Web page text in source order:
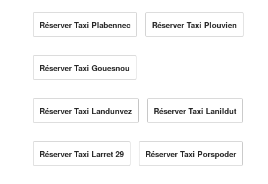
Réserver Taxi Plabennec Réserver Taxi Plouvien
Réserver Taxi Gouesnou
Réserver Taxi Landunvez Réserver Taxi Lanildut
Réserver Taxi Larret 29 Réserver Taxi Porspoder